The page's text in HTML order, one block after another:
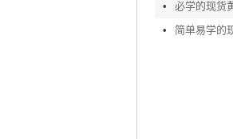
•
必学的现货
•
简单易学的